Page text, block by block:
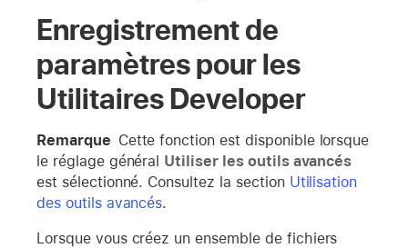
Enregistrement de
paramètres pour les
Utilitaires Developer
Remarque Cette fonction est disponible lorsque
le réglage général Utiliser les outils avancés
est sélectionné. Consultez la section Utilisation
des outils avancés.
Lorsque vous créez un ensemble de fichiers